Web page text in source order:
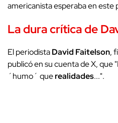
americanista esperaba en este
La dura crítica de
El periodistaDavid Faitelson,
publicó en su cuenta de X, que
´humo´ querealidades...".